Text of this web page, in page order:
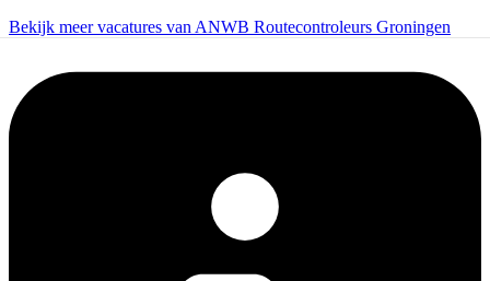
Bekijk meer vacatures van ANWB Routecontroleurs Groningen